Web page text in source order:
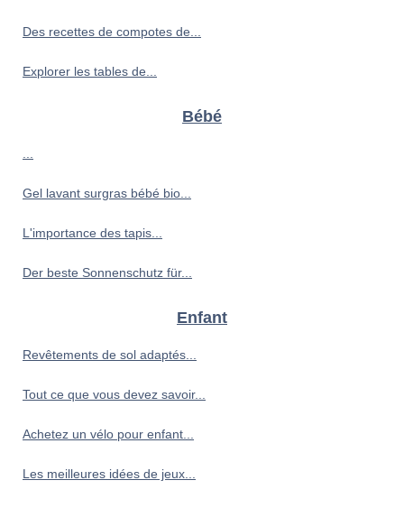
Des recettes de compotes de...
Explorer les tables de...
Bébé
Gel lavant surgras bébé bio...
L'importance des tapis...
Der beste Sonnenschutz für...
Enfant
Revêtements de sol adaptés...
Tout ce que vous devez savoir...
Achetez un vélo pour enfant...
Les meilleures idées de jeux...